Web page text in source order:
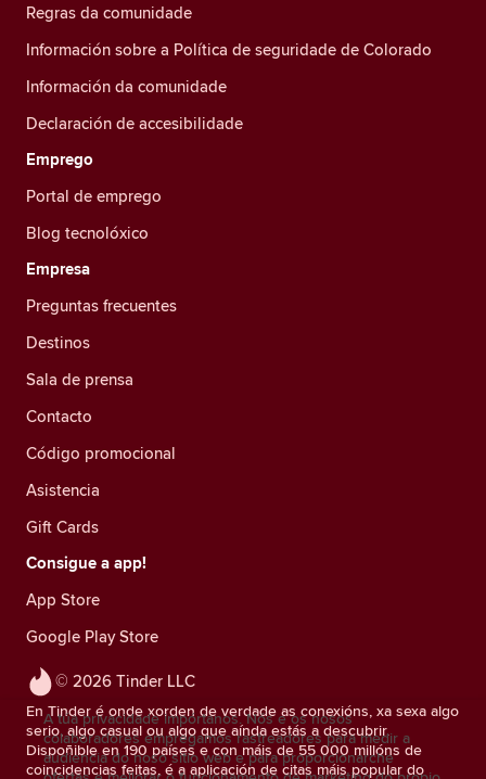
© 2026 Tinder LLC
En Tinder é onde xorden de verdade as conexións, xa sexa algo
serio, algo casual ou algo que aínda estás a descubrir.
Dispoñible en 190 países e con máis de 55 000 millóns de
coincidencias feitas, é a aplicación de citas máis popular do
Regras da comunidade
Información sobre a Política de seguridade de Colorado
Información da comunidade
Declaración de accesibilidade
Emprego
Portal de emprego
Blog tecnolóxico
Empresa
Preguntas frecuentes
Destinos
Sala de prensa
Contacto
Código promocional
Asistencia
Gift Cards
Consigue a app!
App Store
Google Play Store
A túa privacidade impórtanos. Nós e os nosos
colaboradores empregamos rastreadores para medir a
audiencia do noso sitio web e para proporcionarche